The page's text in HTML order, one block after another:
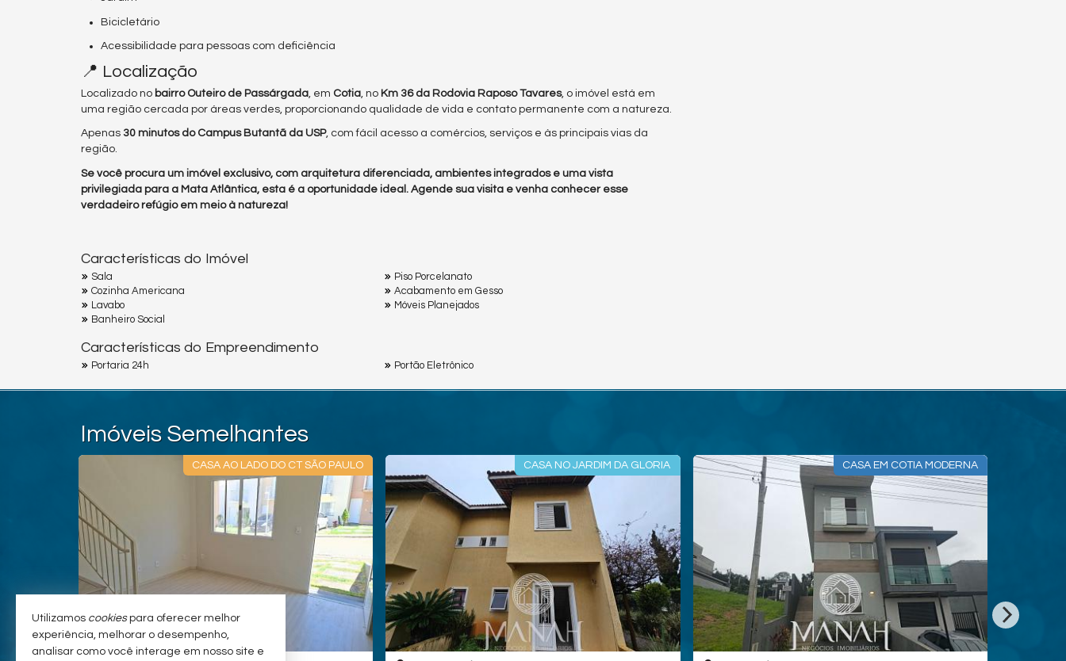
Bicicletário
Acessibilidade para pessoas com deficiência
📍 Localização
Localizado no bairro Outeiro de Passárgada , em Cotia , no Km 36 da Rodovia Raposo Tavares, o imóvel está em
uma região cercada por áreas verdes, proporcionando qualidade de vida e contato permanente com a natureza.
Apenas 30 minutos do Campus Butantã da USP, com fácil acesso a comércios, serviços e às principais vias da
região.
Se você procura um imóvel exclusivo, com arquitetura diferenciada, ambientes integrados e uma vista
privilegiada para a Mata Atlântica, esta é a oportunidade ideal. Agende sua visita e venha conhecer esse
verdadeiro refúgio em meio à natureza!
Características do Imóvel
Sala
Cozinha Americana
Lavabo
Banheiro Social
Piso Porcelanato
Acabamento em Gesso
Móveis Planejados
Características do Empreendimento
Portaria 24h Portão Eletrônico
Imóveis Semelhantes
CASA AO LADO DO CT SÃO PAULO CASA NO JARDIM DA GLORIA CASA EM COTIA MODERNA
Utilizamos cookiespara oferecer melhor
experiência, melhorar o desempenho,
analisar como você interage em nosso site e